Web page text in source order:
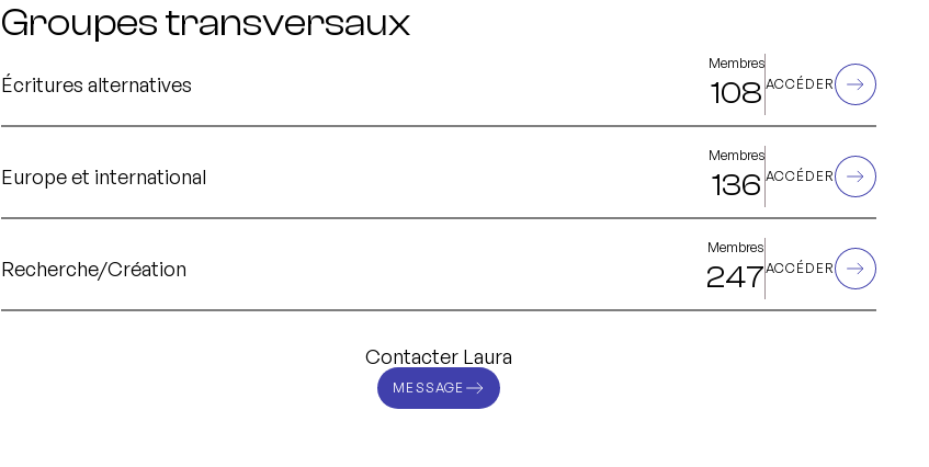
Groupes transversaux
Écritures alternatives
Membres
108 ACCÉDER
Europe et international
Membres
136 ACCÉDER
Recherche/Création
Membres
247ACCÉDER
Contacter Laura
MESSAGE